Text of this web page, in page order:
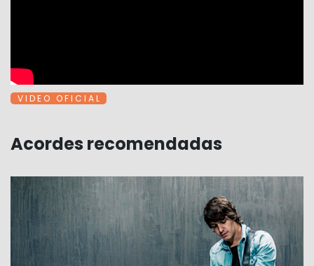
V I D E O O F I C I A L
Acordes recomendadas